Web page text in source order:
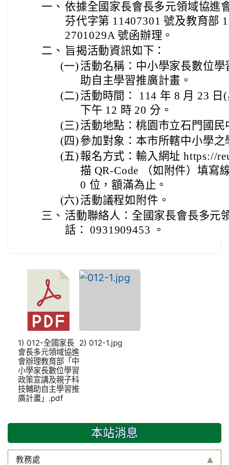
一、 依據全國家長會長多元領域協進
芬代字第 11407301 號及教育部
2701029A 號函辦理。
二、 旨揭活動資訊如下：
(一) 活動名稱：中小學家長數位
助自主學習推廣計畫。
(二) 活動時間： 114 年 8 月 23
下午 12 時 20 分。
(三) 活動地點：桃園市立石門國民
(四) 參加對象：本市所轄中小學之
(五) 報名方式：輸入網址 https://
描 QR-Code （如附件）填寫
0 位，額滿為止。
(六) 活動議程如附件。
三、 活動聯絡人：全國家長會長多元
話： 0931909453 。
1) 012-全國家長
會長多元領域協進
會辦理教育部「中
小學家長數位學習
政策宣講及親子科
技輔助自主學習推
廣計畫」.pdf
2) 012-1.jpg
本站消息
教務處